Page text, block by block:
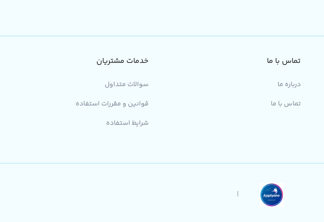
تماس با ما
درباره ما
تماس با ما
خدمات مشتریان
سوالات متداول
قوانین و مقررات استفاده
شرایط استفاده
|